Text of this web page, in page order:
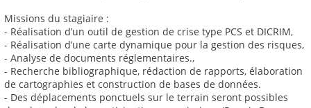
Missions du stagiaire :
- Réalisation d’un outil de gestion de crise type PCS et DICRIM,
- Réalisation d’une carte dynamique pour la gestion des risques,
- Analyse de documents réglementaires.,
- Recherche bibliographique, rédaction de rapports, élaboration
de cartographies et construction de bases de données.
- Des déplacements ponctuels sur le terrain seront possibles